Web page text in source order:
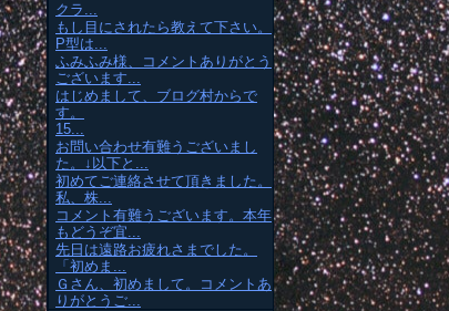
クラ...
もし目にされたら教えて下さい。
P型は...
ふみふみ様、コメントありがとう
ございます...
はじめまして、ブログ村からで
す。
15...
お問い合わせ有難うございまし
た。↓以下と...
初めてご連絡させて頂きました。
私、株...
コメント有難うございます。本年
もどうぞ宜...
先日は遠路お疲れさまでした。
「初めま...
Ｇさん、初めまして。コメントあ
りがとうご...